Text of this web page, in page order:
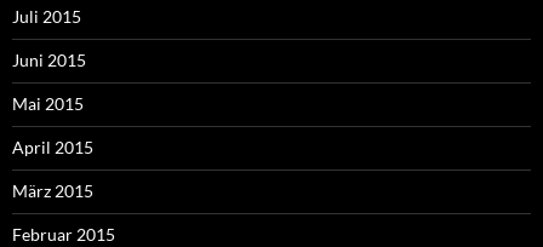
Juli 2015
Juni 2015
Mai 2015
April 2015
März 2015
Februar 2015